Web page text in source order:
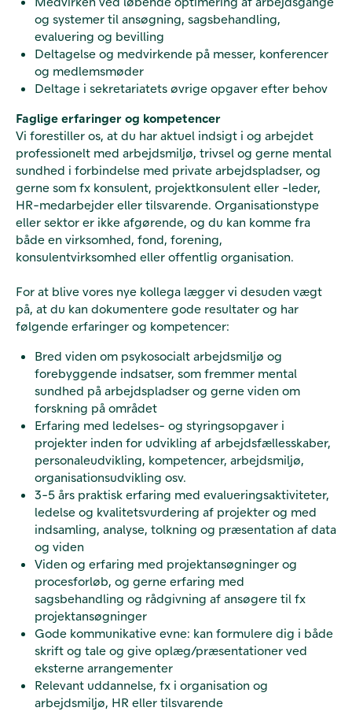
og systemer til ansøgning, sagsbehandling,
evaluering og bevilling
Deltagelse og medvirkende på messer, konferencer
og medlemsmøder
Deltage i sekretariatets øvrige opgaver efter behov
Faglige erfaringer og kompetencer
Vi forestiller os, at du har aktuel indsigt i og arbejdet
professionelt med arbejdsmiljø, trivsel og gerne mental
sundhed i forbindelse med private arbejdspladser, og
gerne som fx konsulent, projektkonsulent eller -leder,
HR-medarbejder eller tilsvarende. Organisationstype
eller sektor er ikke afgørende, og du kan komme fra
både en virksomhed, fond, forening,
konsulentvirksomhed eller offentlig organisation.
For at blive vores nye kollega lægger vi desuden vægt
på, at du kan dokumentere gode resultater og har
følgende erfaringer og kompetencer:
Bred viden om psykosocialt arbejdsmiljø og
forebyggende indsatser, som fremmer mental
sundhed på arbejdspladser og gerne viden om
forskning på området
Erfaring med ledelses- og styringsopgaver i
projekter inden for udvikling af arbejdsfællesskaber,
personaleudvikling, kompetencer, arbejdsmiljø,
organisationsudvikling osv.
3-5 års praktisk erfaring med evalueringsaktiviteter,
ledelse og kvalitetsvurdering af projekter og med
indsamling, analyse, tolkning og præsentation af data
og viden
Viden og erfaring med projektansøgninger og
procesforløb, og gerne erfaring med
sagsbehandling og rådgivning af ansøgere til fx
projektansøgninger
Gode kommunikative evne: kan formulere dig i både
skrift og tale og give oplæg/præsentationer ved
eksterne arrangementer
Relevant uddannelse, fx i organisation og
arbejdsmiljø, HR eller tilsvarende